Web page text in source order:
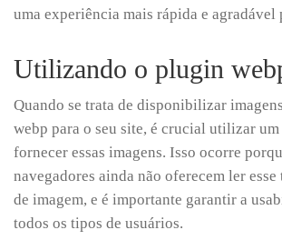
uma experiência mais rápida e agradável
Utilizando o plugin
Quando se trata de disponibilizar
webp para o seu site, é crucial utilizar
fornecer essas imagens. Isso ocorre
navegadores ainda não oferecem ler
de imagem, e é importante garantir a
todos os tipos de usuários.